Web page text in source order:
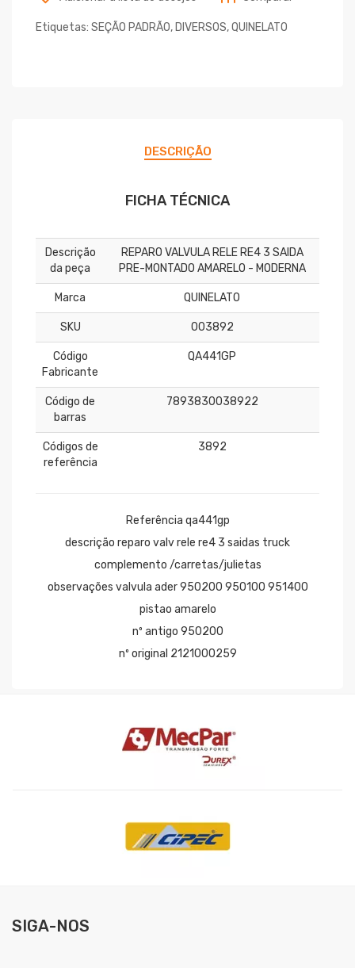
Etiquetas: SEÇÃO PADRÃO, DIVERSOS,QUINELATO
DESCRIÇÃO
FICHA TÉCNICA
Descrição
da peça
REPARO VALVULA RELE RE4 3 SAIDA
PRE-MONTADO AMARELO - MODERNA
Marca QUINELATO
SKU 003892
Código
Fabricante
QA441GP
Código de
barras
7893830038922
Códigos de
referência
3892
Referência qa441gp
descrição reparo valv rele re4 3 saidas truck
complemento /carretas/julietas
observações valvula ader 950200 950100 951400
pistao amarelo
nº antigo 950200
nº original 2121000259
SIGA-NOS